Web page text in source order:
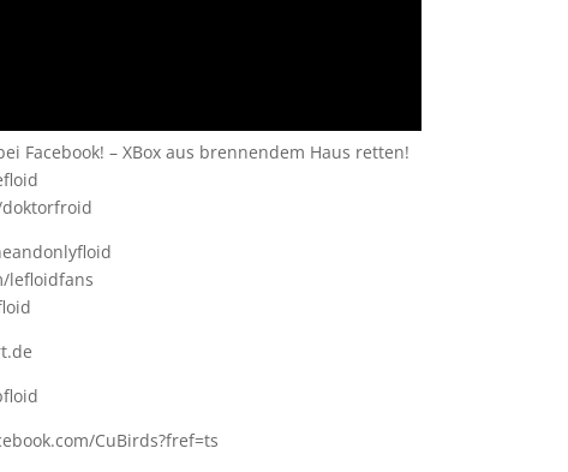
Facebook! – XBox aus brennendem Haus retten!
lefloidfans
CuBirds?fref=ts